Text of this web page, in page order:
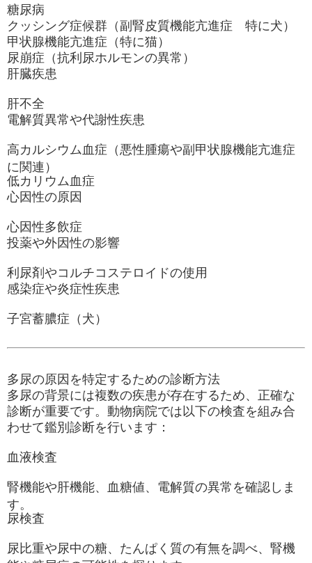
糖尿病
クッシング症候群（副腎皮質機能亢進症 特に犬）
甲状腺機能亢進症（特に猫）
尿崩症（抗利尿ホルモンの異常）
肝臓疾患
肝不全
電解質異常や代謝性疾患
高カルシウム血症（悪性腫瘍や副甲状腺機能亢進症
に関連）
低カリウム血症
心因性の原因
心因性多飲症
投薬や外因性の影響
利尿剤やコルチコステロイドの使用
感染症や炎症性疾患
子宮蓄膿症（犬）
多尿の原因を特定するための診断方法
多尿の背景には複数の疾患が存在するため、正確な
診断が重要です。動物病院では以下の検査を組み合
わせて鑑別診断を行います：
血液検査
腎機能や肝機能、血糖値、電解質の異常を確認しま
す。
尿検査
尿比重や尿中の糖、たんぱく質の有無を調べ、腎機